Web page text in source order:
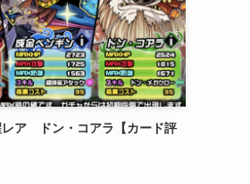
レア ドン・コアラ【カード評